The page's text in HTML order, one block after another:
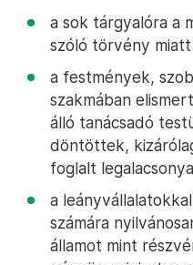
kereskedelmi
a HR-
BOKK-ban nyaraló
önrészt, de „mivel
képest jelentős
ezért ez elvetésre
az üdültetésnél a
a célja, hogy minél
igénybe venni a
nagycsaládosok;